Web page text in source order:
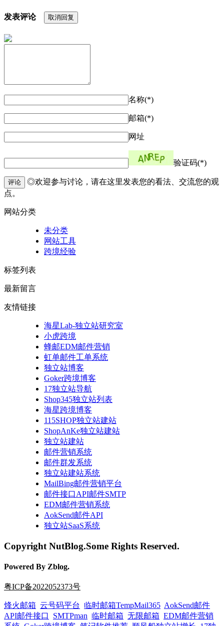
发表评论 取消回复
名称(*)
邮箱(*)
网址
验证码(*)
评论
◎欢迎参与讨论，请在这里发表您的看法、交流您的观
点。
网站分类
未分类
网站工具
跨境经验
标签列表
最新留言
友情链接
海星Lab-独立站研究室
小虎跨境
蜂邮EDM邮件营销
虹单邮件工单系统
独立站博客
Goker跨境博客
17独立站导航
Shop345独立站列表
海星跨境博客
115SHOP独立站建站
ShopAnKe独立站建站
独立站建站
邮件营销系统
邮件群发系统
独立站建站系统
MailBing邮件营销平台
邮件接口API邮件SMTP
EDM邮件营销系统
AokSend邮件API
独立站SaaS系统
Copyright NutBlog.Some Rights Reserved.
Powered By Zblog.
粤ICP备2022052373号
烽火邮箱 云号码平台 临时邮箱TempMail365 AokSend邮件
API邮件接口
SMTPman 临时邮箱 无限邮箱 EDM邮件营销